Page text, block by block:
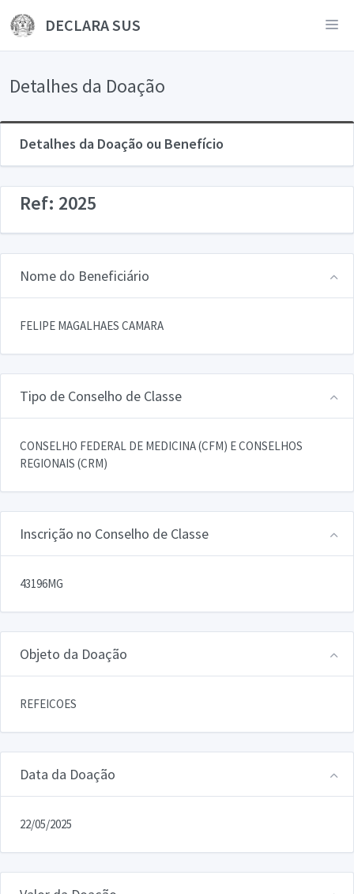
DECLARA SUS
Detalhes da Doação
Detalhes da Doação ou Benefício
Ref: 2025
Nome do Beneficiário
FELIPE MAGALHAES CAMARA
Tipo de Conselho de Classe
CONSELHO FEDERAL DE MEDICINA (CFM) E CONSELHOS
REGIONAIS (CRM)
Inscrição no Conselho de Classe
43196MG
Objeto da Doação
REFEICOES
Data da Doação
22/05/2025